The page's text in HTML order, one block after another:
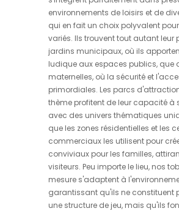
environnements de loisirs et de
qui en fait un choix polyvalent
variés. Ils trouvent tout autant leur
jardins municipaux, où ils
ludique aux espaces publics, que
maternelles, où la sécurité et
primordiales. Les parcs
thème profitent de leur capacité à
avec des univers thématiques
que les zones résidentielles et les
commerciaux les utilisent pour
conviviaux pour les familles,
visiteurs. Peu importe le lieu, nos
mesure s'adaptent à
garantissant qu'ils ne constituent
une structure de jeu, mais qu'ils